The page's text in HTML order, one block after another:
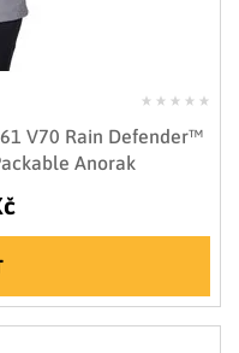
V70 Rain Defender™
Anorak